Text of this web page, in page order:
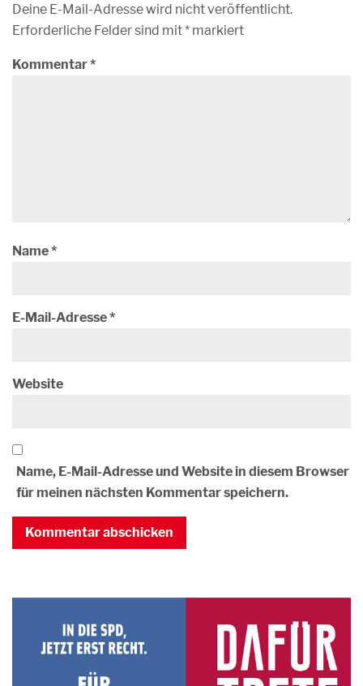
Deine E-Mail-Adresse wird nicht veröffentlicht.
Erforderliche Felder sind mit* markiert
Kommentar*
Name*
E-Mail-Adresse*
Website
Name, E-Mail-Adresse und Website in diesem Browser
für meinen nächsten Kommentar speichern.